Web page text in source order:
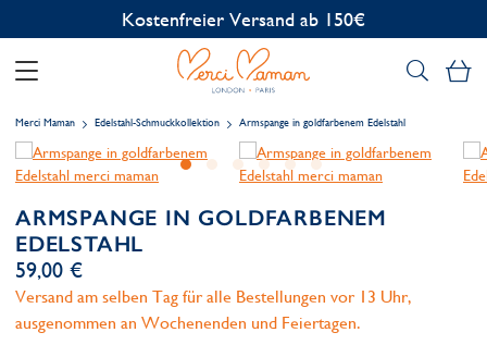
Kostenlose Personalisierung
Merci Maman Edelstahl-Schmuckkollektion Armspange in goldfarbenem Edelstahl
ARMSPANGE IN GOLDFARBENEM
EDELSTAHL
59,00 €
Versand am selben Tag für alle Bestellungen vor 13 Uhr,
ausgenommen an Wochenenden und Feiertagen.